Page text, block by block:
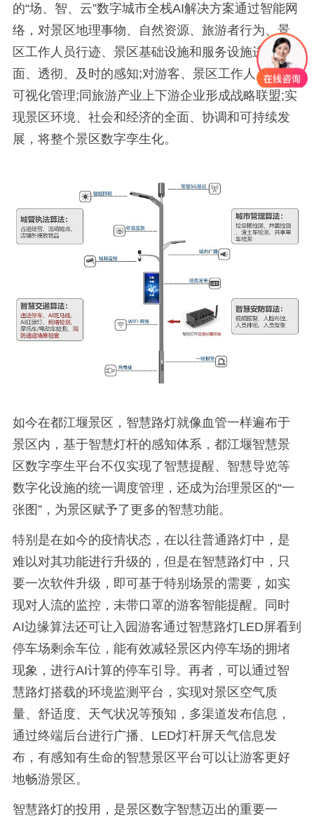
的“场、智、云”数字城市全栈AI解决方案通过智能网
络，对景区地理事物、自然资源、旅游者行为、景
区工作人员行迹、景区基础设施和服务设施进行全
面、透彻、及时的感知;对游客、景区工作人员实现
可视化管理;同旅游产业上下游企业形成战略联盟;实
现景区环境、社会和经济的全面、协调和可持续发
展，将整个景区数字孪生化。
如今在都江堰景区，智慧路灯就像血管一样遍布于
景区内，基于智慧灯杆的感知体系，都江堰智慧景
区数字孪生平台不仅实现了智慧提醒、智慧导览等
数字化设施的统一调度管理，还成为治理景区的“一
张图”，为景区赋予了更多的智慧功能。
特别是在如今的疫情状态，在以往普通路灯中，是
难以对其功能进行升级的，但是在智慧路灯中，只
要一次软件升级，即可基于特别场景的需要，如实
现对人流的监控，未带口罩的游客智能提醒。同时
AI边缘算法还可让入园游客通过智慧路灯LED屏看到
停车场剩余车位，能有效减轻景区内停车场的拥堵
现象，进行AI计算的停车引导。再者，可以通过智
慧路灯搭载的环境监测平台，实现对景区空气质
量、舒适度、天气状况等预知，多渠道发布信息，
通过终端后台进行广播、LED灯杆屏天气信息发
布，有感知有生命的智慧景区平台可以让游客更好
地畅游景区。
智慧路灯的投用，是景区数字智慧迈出的重要一